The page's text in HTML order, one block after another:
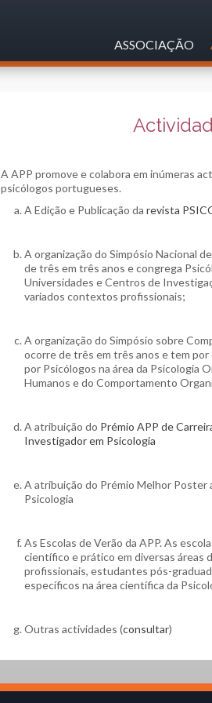
ASSOCIAÇÃO
A APP promove e colabora em inúmeras
psicólogos portugueses.
A Edição e Publicação da revista
A organização do Simpósio Nacional
de três em três anos e congrega
Universidades e Centros de
variados contextos profissionais;
A organização do Simpósio sobre
ocorre de três em três anos e tem
por Psicólogos na área da Psicologia
Humanos e do Comportamento
A atribuição do Prémio APP de
Investigador em Psicologia
A atribuição do Prémio Melhor Poster
Psicologia
As Escolas de Verão da APP. As
científico e prático em diversas áreas
profissionais, estudantes pós-
específicos na área científica da
Outras actividades (consultar)